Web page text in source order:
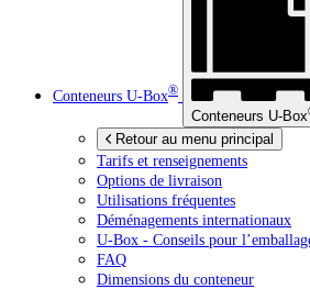
Conteneurs U-Box®
Conteneurs U-Box
Retour au menu principal
Tarifs et renseignements
Options de livraison
Utilisations fréquentes
Déménagements internationaux
U-Box - Conseils pour
FAQ
Dimensions du conteneur